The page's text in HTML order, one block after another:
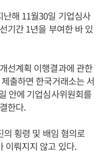
해 11월30일 기업심사
기간 1년을 부여한 바 있
선계획 이행결과에 관한
출하면 한국거래소는 서
안에 기업심사위원회를
한다.
횡령 및 배임 혐의로
이뤄지지 않고 있다.